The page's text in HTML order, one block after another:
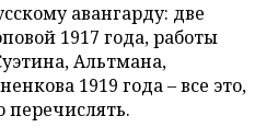
авангарду: две
1917 года, работы
Альтмана,
1919 года – все это,